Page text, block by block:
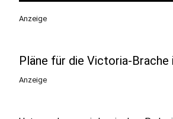
Anzeige
Pläne für die Victoria-Brache
Anzeige